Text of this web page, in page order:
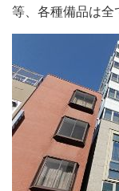
等、各種備品は全